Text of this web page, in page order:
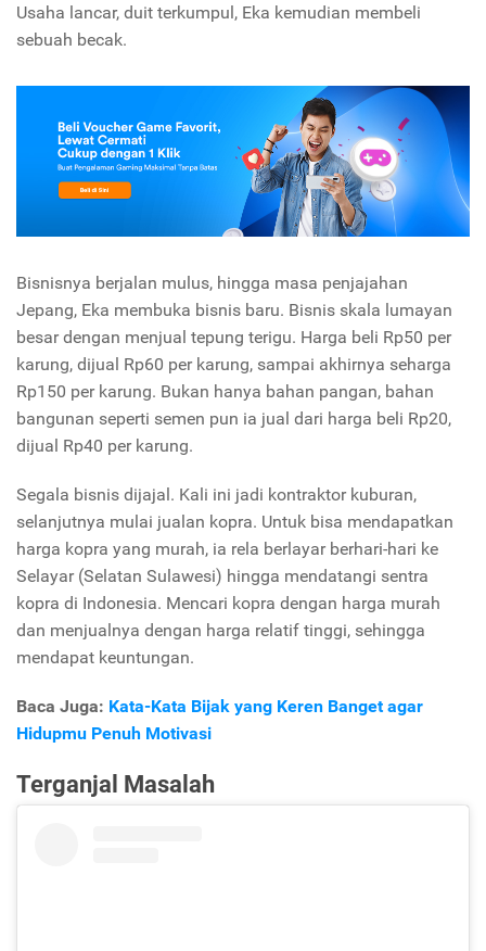
Usaha lancar, duit terkumpul, Eka kemudian membeli
sebuah becak.
Bisnisnya berjalan mulus, hingga masa penjajahan
Jepang, Eka membuka bisnis baru. Bisnis skala lumayan
besar dengan menjual tepung terigu. Harga beli Rp50 per
karung, dijual Rp60 per karung, sampai akhirnya seharga
Rp150 per karung. Bukan hanya bahan pangan, bahan
bangunan seperti semen pun ia jual dari harga beli Rp20,
dijual Rp40 per karung.
Segala bisnis dijajal. Kali ini jadi kontraktor kuburan,
selanjutnya mulai jualan kopra. Untuk bisa mendapatkan
harga kopra yang murah, ia rela berlayar berhari-hari ke
Selayar (Selatan Sulawesi) hingga mendatangi sentra
kopra di Indonesia. Mencari kopra dengan harga murah
dan menjualnya dengan harga relatif tinggi, sehingga
mendapat keuntungan.
Baca Juga: Kata-Kata Bijak yang Keren Banget agar
Hidupmu Penuh Motivasi
Terganjal Masalah